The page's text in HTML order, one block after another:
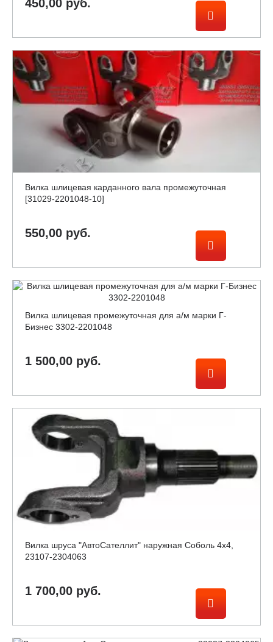
450,00 руб.
Вилка шлицевая карданного вала промежуточная
[31029-2201048-10]
550,00 руб.
Вилка шлицевая промежуточная для а/м марки Г-
Бизнес 3302-2201048
1 500,00 руб.
Вилка шруса "АвтоСателлит" наружная Соболь 4х4,
23107-2304063
1 700,00 руб.